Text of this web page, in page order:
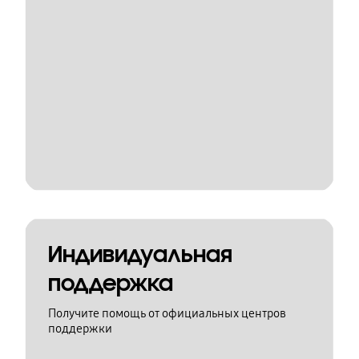
Индивидуальная
поддержка
Получите помощь от официальных центров
поддержки